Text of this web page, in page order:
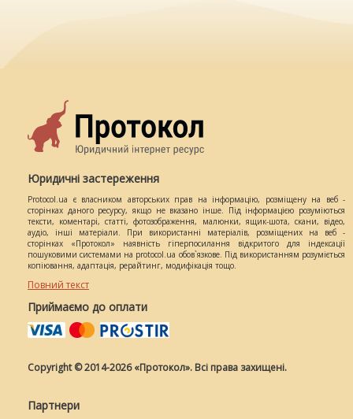
Юридичні застереження
Protocol.ua є власником авторських прав на інформацію, розміщену на веб -
сторінках даного ресурсу, якщо не вказано інше. Під інформацією розуміються
тексти, коментарі, статті, фотозображення, малюнки, ящик-шота, скани, відео,
аудіо, інші матеріали. При використанні матеріалів, розміщених на веб -
сторінках «Протокол» наявність гіперпосилання відкритого для індексації
пошуковими системами на protocol.ua обов`язкове. Під використанням розуміється
копіювання, адаптація, рерайтинг, модифікація тощо.
Повний текст
Приймаємо до оплати
Copyright © 2014-2026 «Протокол». Всі права захищені.
Партнери